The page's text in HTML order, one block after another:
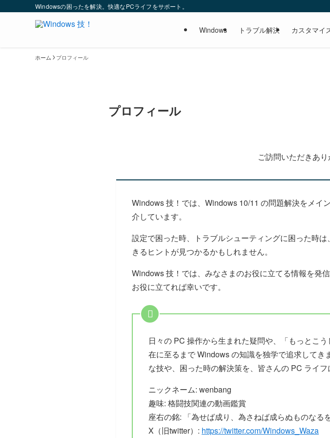
Windowsの困ったを解決。快適なPCライフをサポート。
Windows トラブル解決 カスタマイ
ホーム プロフィール
プロフィール
ご訪問いただきあり
Windows 技！では、Windows 10/11 の問題解決をメイ
介しています。
設定で困った時、トラブルシューティングに困った時
きるヒントが見つかるかもしれません。
Windows 技！では、みなさまのお役に立てる情報を発
お役に立てれば幸いです。
日々の PC 操作から生まれた疑問や、「もっとこ
在に至るまで Windows の知識を独学で追求してき
な技や、困った時の解決策を、皆さんの PC ライ
ニックネーム: wenbang
趣味: 格闘技関連の動画鑑賞
座右の銘: 「為せば成り、為さねば成らぬものなる
X（旧twitter）: https://twitter.com/Windows_Waza